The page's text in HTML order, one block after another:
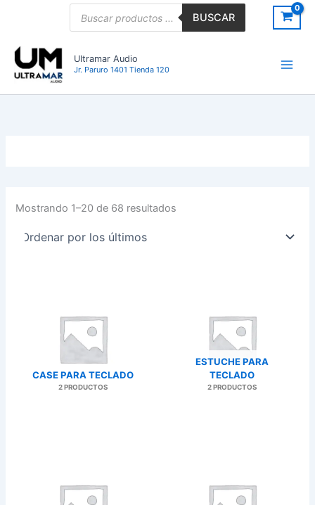
BUSCAR
Ultramar Audio
Jr. Paruro 1401 Tienda 120
Mostrando 1–20 de 68 resultados
Ordenado
por
los
últimos
CASE PARA TECLADO
2 PRODUCTOS
ESTUCHE PARA
TECLADO
2 PRODUCTOS